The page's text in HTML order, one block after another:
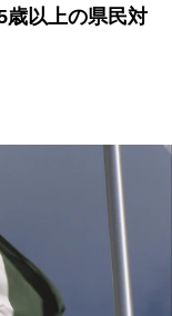
以上の県民対